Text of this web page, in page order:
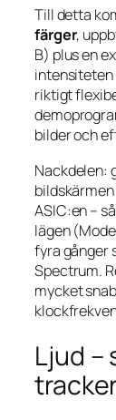
Till detta
färger,
B) plus en
intensiteten
riktigt
bilder och
Nackdelen:
ASIC:en –
lägen
fyra gånger
Spectrum.
mycket
Ljud –